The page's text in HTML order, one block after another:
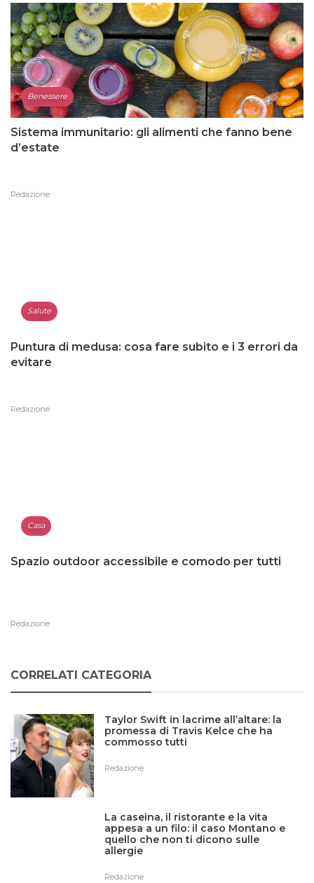
Benessere
Sistema immunitario: gli alimenti che fanno bene
d’estate
Redazione
Salute
Puntura di medusa: cosa fare subito e i 3 errori da
evitare
Redazione
Casa
Spazio outdoor accessibile e comodo per tutti
Redazione
CORRELATI CATEGORIA
Taylor Swift in lacrime all’altare: la
promessa di Travis Kelce che ha
commosso tutti
Redazione
La caseina, il ristorante e la vita
appesa a un filo: il caso Montano e
quello che non ti dicono sulle
allergie
Redazione